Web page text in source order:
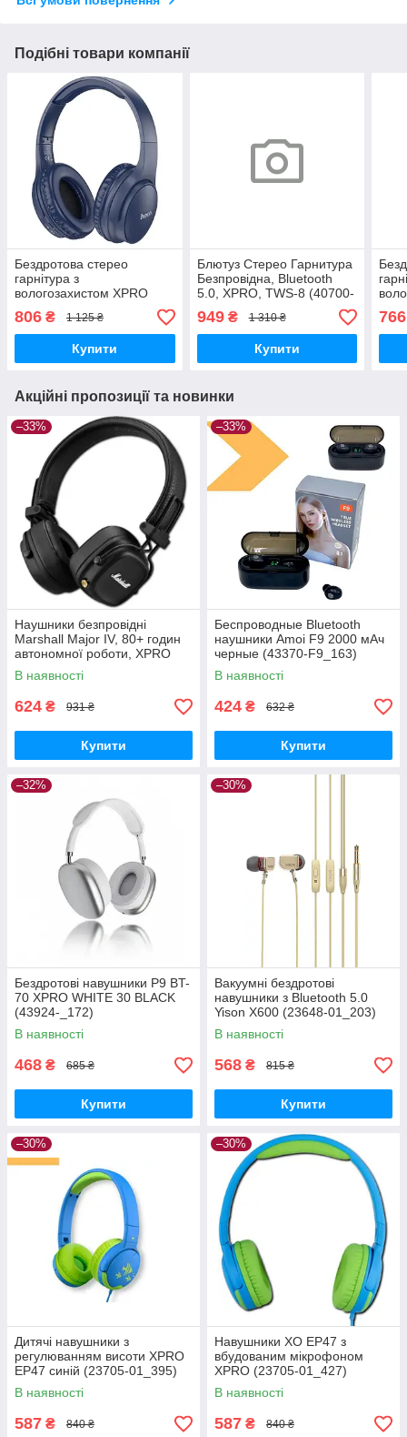
Подібні товари компанії
Бездротова стерео
гарнітура з
вологозахистом XPRO
806 ₴ 1 125 ₴
Купити
Блютуз Стерео Гарнитура
Безпровідна, Bluetooth
5.0, XPRO, TWS-8 (40700-
949₴ 1 310 ₴
Купити
766
Акційні пропозиції та новинки
–33%
Наушники безпровідні
Marshall Major IV, 80+ годин
автономної роботи, XPRO
(44691-_291)
В наявності
624 ₴ 931 ₴
Купити
–33%
Беспроводные Bluetooth
наушники Amoi F9 2000 мАч
черные (43370-F9_163)
В наявності
424 ₴ 632 ₴
Купити
–32%
Бездротові навушники P9 BT-
70 XPRO WHITE 30 BLACK
(43924-_172)
В наявності
468 ₴ 685 ₴
Купити
–30%
Вакуумні бездротові
навушники з Bluetooth 5.0
Yison X600 (23648-01_203)
В наявності
568 ₴ 815 ₴
Купити
–30%
Дитячі навушники з
регулюванням висоти XPRO
EP47 синій (23705-01_395)
В наявності
587 ₴ 840 ₴
–30%
Навушники XO EP47 з
вбудованим мікрофоном
XPRO (23705-01_427)
В наявності
587 ₴ 840 ₴